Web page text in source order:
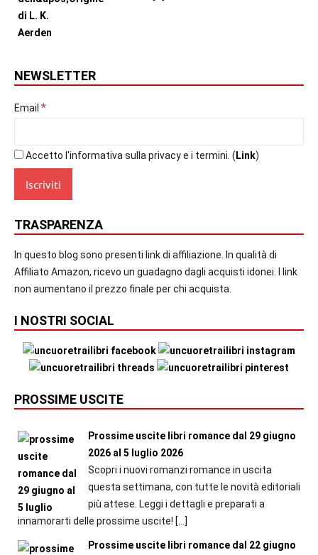
NEWSLETTER
Email *
Accetto l'informativa sulla privacy e i termini. ( Link)
TRASPARENZA
In questo blog sono presenti link di affiliazione. In qualità di
Affiliato Amazon, ricevo un guadagno dagli acquisti idonei. I link
non aumentano il prezzo finale per chi acquista.
I NOSTRI SOCIAL
PROSSIME USCITE
Prossime uscite libri romance dal 29 giugno
2026 al 5 luglio 2026
Scopri i nuovi romanzi romance in uscita
questa settimana, con tutte le novità editoriali
più attese. Leggi i dettagli e preparati a
innamorarti delle prossime uscite! […]
Prossime uscite libri romance dal 22 giugno